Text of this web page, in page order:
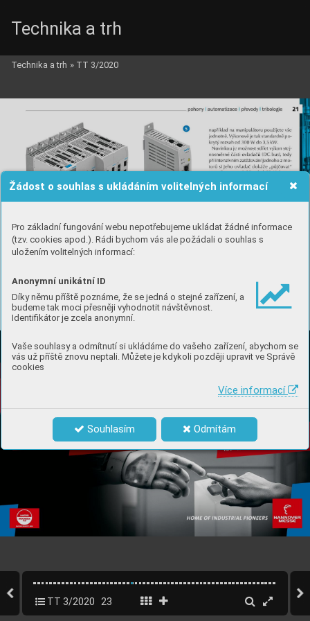
Žádost o souhlas s ukládáním volitelných informací
Pro základní fungování webu nepotřebujeme ukládat žádné informace
(tzv. cookies apod.). Rádi bychom vás ale požádali o souhlas s
uložením volitelných informací:
Anonymní unikátní ID
Díky němu příště poznáme, že se jedná o stejné zařízení, a
budeme tak moci přesněji vyhodnotit návštěvnost.
Identifikátor je zcela anonymní.
Vaše souhlasy a odmítnutí si ukládáme do vašeho zařízení, abychom se
vás už příště znovu neptali. Můžete je kdykoli později upravit ve Správě
cookies
Více informací
Souhlasím Odmítám
Technika a trh
Technika a trh » TT 3/2020
TT 3/2020 23